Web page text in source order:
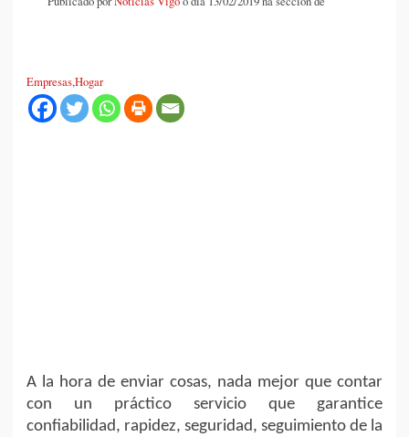
Empresas,Hogar
A la hora de enviar cosas, nada mejor que contar
con un práctico servicio que garantice
confiabilidad, rapidez, seguridad, seguimiento de la